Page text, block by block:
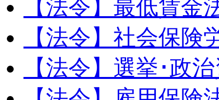
【法令】最低賃金
【法令】社会保険
【法令】選挙･政